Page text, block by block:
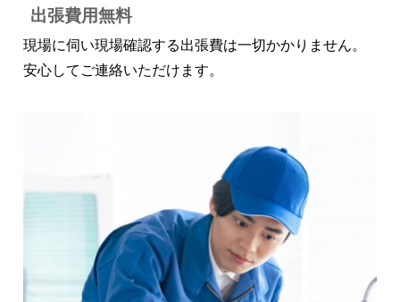
出張費用無料
現場に伺い現場確認する出張費は一切かかりません。
安心してご連絡いただけます。